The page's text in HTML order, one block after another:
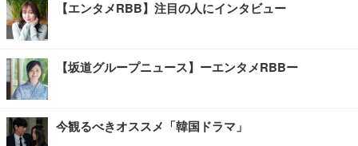
【エンタメRBB】注目の人にインタビュー
【坂道グループニュース】ーエンタメRBBー
今観るべきオススメ「韓国ドラマ」